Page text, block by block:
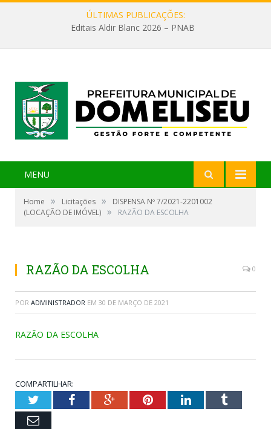
ÚLTIMAS PUBLICAÇÕES:
Editais Aldir Blanc 2026 – PNAB
MENU
Home » Licitações »
DISPENSA Nº 7/2021-2201002
(LOCAÇÃO DE IMÓVEL) » RAZÃO DA ESCOLHA
RAZÃO DA ESCOLHA 0
POR ADMINISTRADOR EM 30 DE MARÇO DE 2021
RAZÃO DA ESCOLHA
COMPARTILHAR:
TwitterFacebookGoogle+PinterestLinkedInTumblr
Email